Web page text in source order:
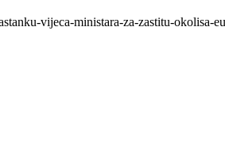
vijeca-ministara-za-zastitu-okolisa-